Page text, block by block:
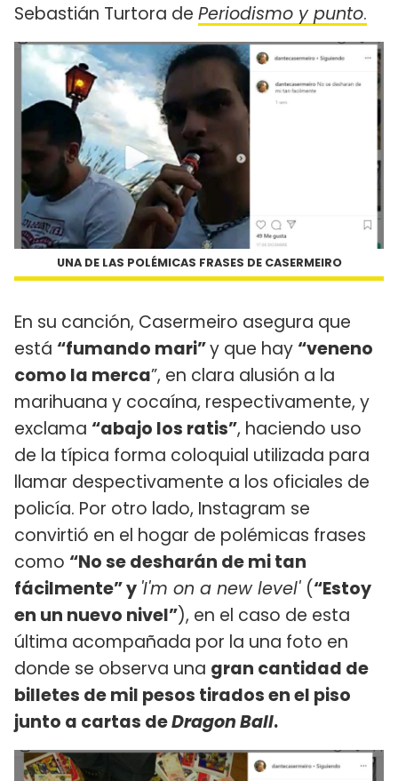
Sebastián Turtora de Periodismo y punto.
UNA DE LAS POLÉMICAS FRASES DE CASERMEIRO
En su canción, Casermeiro asegura que
está “fumando mari”y que hay “veneno
como la merca”, en clara alusión a la
marihuana y cocaína, respectivamente, y
exclama “abajo los ratis”, haciendo uso
de la típica forma coloquial utilizada para
llamar despectivamente a los oficiales de
policía. Por otro lado, Instagram se
convirtió en el hogar de polémicas frases
como “No se desharán de mi tan
fácilmente” y 'I'm on a new level' (“Estoy
en un nuevo nivel”), en el caso de esta
última acompañada por la una foto en
donde se observa una gran cantidad de
billetes de mil pesos tirados en el piso
junto a cartas deDragon Ball.